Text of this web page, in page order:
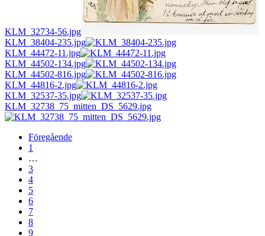
KLM_32734-56.jpg
KLM_38404-235.jpg
KLM_44472-11.jpg
KLM_44502-134.jpg
KLM_44502-816.jpg
KLM_44816-2.jpg
KLM_32537-35.jpg
KLM_32738_75_mitten_DS_5629.jpg
Föregående
1
…
3
4
5
6
7
8
9